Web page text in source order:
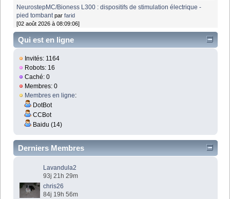
NeurostepMC/Bioness L300 : dispositifs de stimulation électrique -
pied tombant parfarid
[02 août 2026 à 08:09:06]
Qui est en ligne
Invités: 1164
Robots: 16
Caché: 0
Membres: 0
Membres en ligne:
DotBot
CCBot
Baidu (14)
Derniers Membres
Lavandula2
93j 21h 29m
chris26
84j 19h 56m